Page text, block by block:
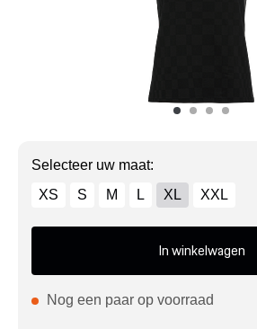
Porsche informatie
Selecteer uw maat:
XS
S M L XL XXL
In winkelwagen
Nog een paar op voorraad